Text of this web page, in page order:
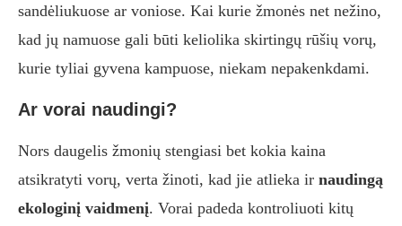
sandėliukuose ar voniose. Kai kurie žmonės net nežino,
kad jų namuose gali būti keliolika skirtingų rūšių vorų,
kurie tyliai gyvena kampuose, niekam nepakenkdami.
Ar vorai naudingi?
Nors daugelis žmonių stengiasi bet kokia kaina
atsikratyti vorų, verta žinoti, kad jie atlieka ir naudingą
ekologinį vaidmenį. Vorai padeda kontroliuoti kitų